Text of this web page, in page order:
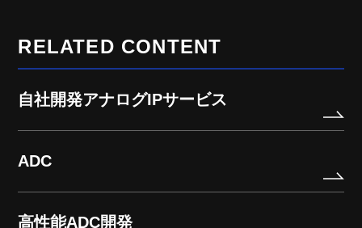
RELATED CONTENT
自社開発アナログIPサービス
ADC
高性能ADC開発